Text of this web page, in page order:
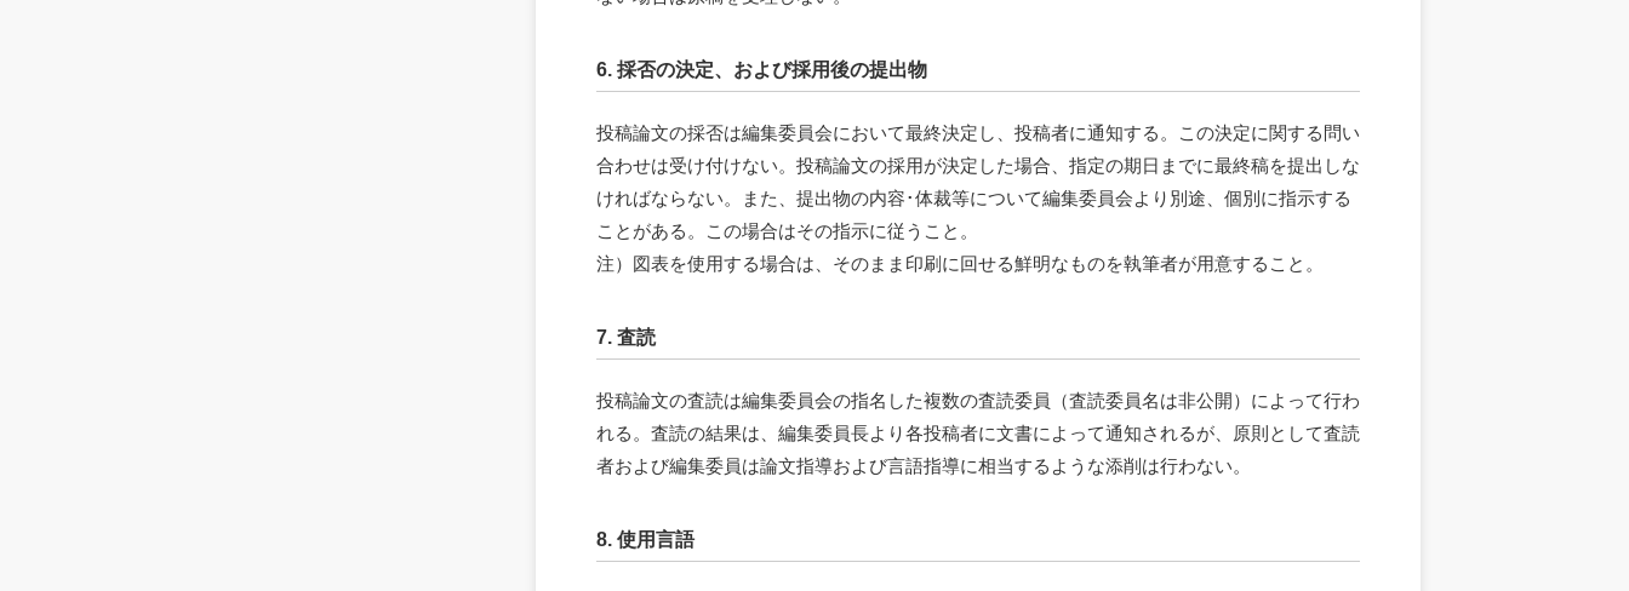
6. 採否の決定、および採用後の提出物
投稿論文の採否は編集委員会において最終決定し、投稿者に通知する。この決定に関する問い
合わせは受け付けない。投稿論文の採用が決定した場合、指定の期日までに最終稿を提出しな
ければならない。また、提出物の内容･体裁等について編集委員会より別途、個別に指示する
ことがある。この場合はその指示に従うこと。
注）図表を使用する場合は、そのまま印刷に回せる鮮明なものを執筆者が用意すること。
7. 査読
投稿論文の査読は編集委員会の指名した複数の査読委員（査読委員名は非公開）によって行わ
れる。査読の結果は、編集委員長より各投稿者に文書によって通知されるが、原則として査読
者および編集委員は論文指導および言語指導に相当するような添削は行わない。
8. 使用言語